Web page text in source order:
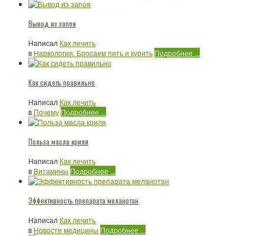
Вывод из запоя
Написал Как лечить
в Наркология. Бросаем пить и курить Подробнее ...
Как сидеть правильно
Написал Как лечить
в Почему Подробнее ...
Польза масла криля
Написал Как лечить
в Витамины Подробнее ...
Эффективность препарата мeланoтaн
Написал Как лечить
в Новости медицины Подробнее ...